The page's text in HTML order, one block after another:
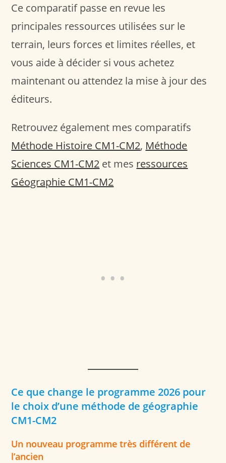
Ce comparatif passe en revue les
principales ressources utilisées sur le
terrain, leurs forces et limites réelles, et
vous aide à décider si vous achetez
maintenant ou attendez la mise à jour des
éditeurs.
Retrouvez également mes comparatifs
Méthode Histoire CM1-CM2, Méthode
Sciences CM1-CM2 et mes ressources
Géographie CM1-CM2
Ce que change le programme 2026 pour
le choix d’une méthode de géographie
CM1-CM2
Un nouveau programme très différent de
l’ancien